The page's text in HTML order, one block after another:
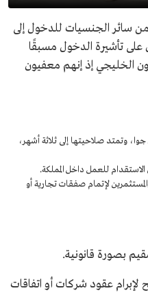
سائر الجنسيات للدخول إلى
على تأشيرة الدخول مسبقًا
الخليجي إذ إنهم معفيون
جوا، وتمتد صلاحيتها إلى ثلاثة أشهر،
للعمل داخل المملكة.
لإتمام صفقات تجارية أو
بصورة قانونية.
لإبرام عقود شركات أو اتفاقات